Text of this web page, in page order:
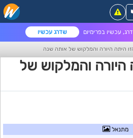
עכשיו בפרימיום שדרג עכשיו
היתה היורה והמלקוש של אותה שנה
והמלקוש של
מתנאל